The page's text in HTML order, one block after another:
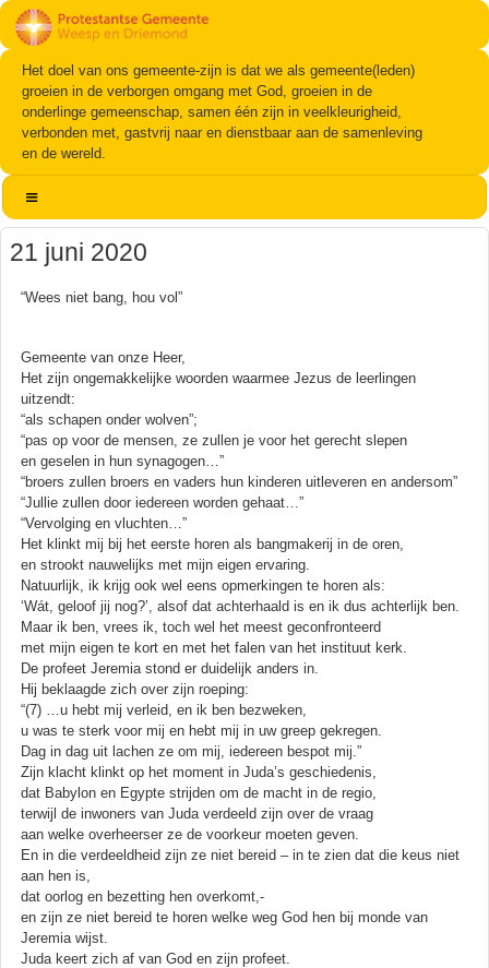
Het doel van ons gemeente-zijn is dat we als gemeente(leden)
groeien in de verborgen omgang met God, groeien in de
onderlinge gemeenschap, samen één zijn in veelkleurigheid,
verbonden met, gastvrij naar en dienstbaar aan de samenleving
en de wereld.
21 juni 2020
“Wees niet bang, hou vol”
Gemeente van onze Heer,
Het zijn ongemakkelijke woorden waarmee Jezus de leerlingen
uitzendt:
“als schapen onder wolven”;
“pas op voor de mensen, ze zullen je voor het gerecht slepen
en geselen in hun synagogen…”
“broers zullen broers en vaders hun kinderen uitleveren en andersom”
“Jullie zullen door iedereen worden gehaat…”
“Vervolging en vluchten…”
Het klinkt mij bij het eerste horen als bangmakerij in de oren,
en strookt nauwelijks met mijn eigen ervaring.
Natuurlijk, ik krijg ook wel eens opmerkingen te horen als:
‘Wát, geloof jij nog?’, alsof dat achterhaald is en ik dus achterlijk ben.
Maar ik ben, vrees ik, toch wel het meest geconfronteerd
met mijn eigen te kort en met het falen van het instituut kerk.
De profeet Jeremia stond er duidelijk anders in.
Hij beklaagde zich over zijn roeping:
“(7) …u hebt mij verleid, en ik ben bezweken,
u was te sterk voor mij en hebt mij in uw greep gekregen.
Dag in dag uit lachen ze om mij, iedereen bespot mij.”
Zijn klacht klinkt op het moment in Juda’s geschiedenis,
dat Babylon en Egypte strijden om de macht in de regio,
terwijl de inwoners van Juda verdeeld zijn over de vraag
aan welke overheerser ze de voorkeur moeten geven.
En in die verdeeldheid zijn ze niet bereid – in te zien dat die keus niet
aan hen is,
dat oorlog en bezetting hen overkomt,-
en zijn ze niet bereid te horen welke weg God hen bij monde van
Jeremia wijst.
Juda keert zich af van God en zijn profeet.